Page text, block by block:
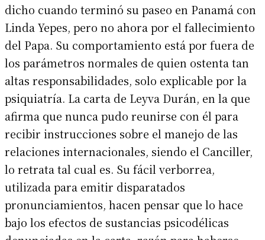
dicho cuando terminó su paseo en Panamá con
Linda Yepes, pero no ahora por el fallecimiento
del Papa. Su comportamiento está por fuera de
los parámetros normales de quien ostenta tan
altas responsabilidades, solo explicable por la
psiquiatría. La carta de Leyva Durán, en la que
afirma que nunca pudo reunirse con él para
recibir instrucciones sobre el manejo de las
relaciones internacionales, siendo el Canciller,
lo retrata tal cual es. Su fácil verborrea,
utilizada para emitir disparatados
pronunciamientos, hacen pensar que lo hace
bajo los efectos de sustancias psicodélicas